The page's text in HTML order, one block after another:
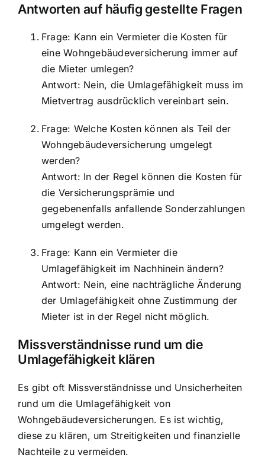
Antworten auf häufig gestellte Fragen
Frage: Kann ein Vermieter die Kosten für
eine Wohngebäudeversicherung immer auf
die Mieter umlegen?
Antwort: Nein, die Umlagefähigkeit muss im
Mietvertrag ausdrücklich vereinbart sein.
Frage: Welche Kosten können als Teil der
Wohngebäudeversicherung umgelegt
werden?
Antwort: In der Regel können die Kosten für
die Versicherungsprämie und
gegebenenfalls anfallende Sonderzahlungen
umgelegt werden.
Frage: Kann ein Vermieter die
Umlagefähigkeit im Nachhinein ändern?
Antwort: Nein, eine nachträgliche Änderung
der Umlagefähigkeit ohne Zustimmung der
Mieter ist in der Regel nicht möglich.
Missverständnisse rund um die
Umlagefähigkeit klären
Es gibt oft Missverständnisse und Unsicherheiten
rund um die Umlagefähigkeit von
Wohngebäudeversicherungen. Es ist wichtig,
diese zu klären, um Streitigkeiten und finanzielle
Nachteile zu vermeiden.